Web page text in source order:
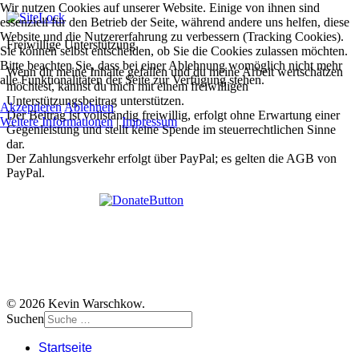
Freiwillige Unterstützung
Wenn dir meine Inhalte gefallen und du meine Arbeit wertschätzen
möchtest, kannst du mich mit einem freiwilligen
Unterstützungsbeitrag unterstützen.
Der Beitrag ist vollständig freiwillig, erfolgt ohne Erwartung einer
Gegenleistung und stellt keine Spende im steuerrechtlichen Sinne
dar.
Der Zahlungsverkehr erfolgt über PayPal; es gelten die AGB von
PayPal.
© 2026 Kevin Warschkow.
Suchen
Startseite
Wir nutzen Cookies auf unserer Website. Einige von ihnen sind
essenziell für den Betrieb der Seite, während andere uns helfen, diese
Website und die Nutzererfahrung zu verbessern (Tracking Cookies).
Sie können selbst entscheiden, ob Sie die Cookies zulassen möchten.
Bitte beachten Sie, dass bei einer Ablehnung womöglich nicht mehr
alle Funktionalitäten der Seite zur Verfügung stehen.
AkzeptierenAblehnen
Weitere Informationen|Impressum